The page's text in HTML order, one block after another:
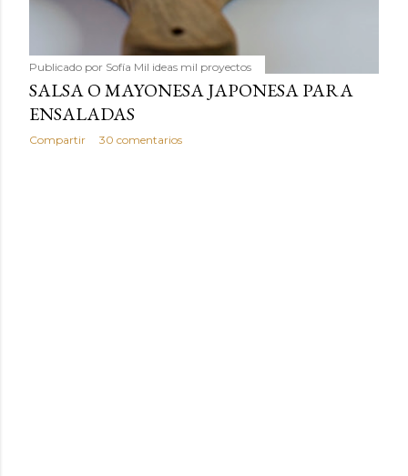
Publicado por Sofía Mil ideas mil proyectos
SALSA O MAYONESA JAPONESA PARA
ENSALADAS
Compartir 30 comentarios